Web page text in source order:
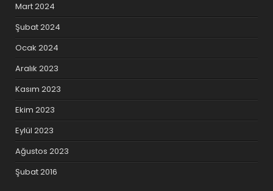
Mart 2024
Şubat 2024
Ocak 2024
Aralık 2023
Kasım 2023
Ekim 2023
Eylül 2023
Ağustos 2023
Şubat 2016